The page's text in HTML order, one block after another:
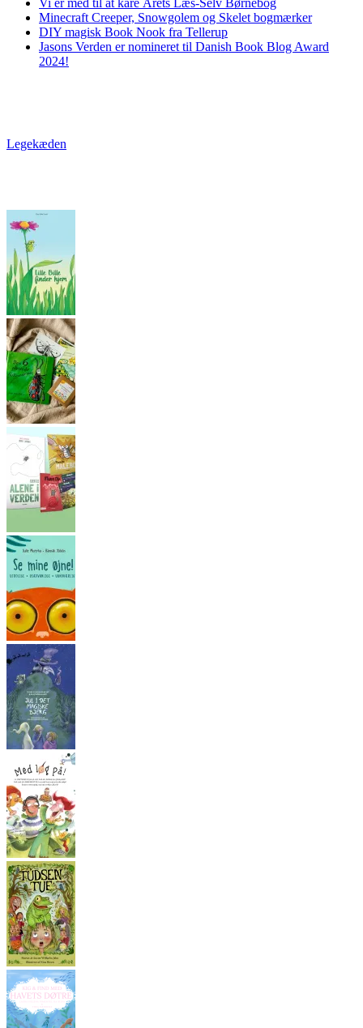
Vi er med til at kåre Årets Læs-Selv Børnebog
Minecraft Creeper, Snowgolem og Skelet bogmærker
DIY magisk Book Nook fra Tellerup
Jasons Verden er nomineret til Danish Book Blog Award
2024!
Legekæden